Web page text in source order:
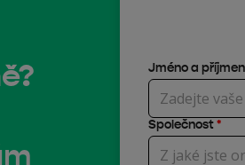
Jméno a
Společnost*